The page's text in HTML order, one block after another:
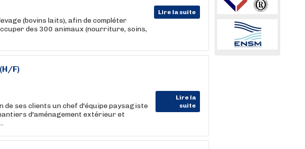
Lire la suite
(bovins laits), afin de compléter
des 300 animaux (nourriture, soins,
F)
Lire la
suite
ses clients un chef d'équipe paysagiste
d'aménagement extérieur et